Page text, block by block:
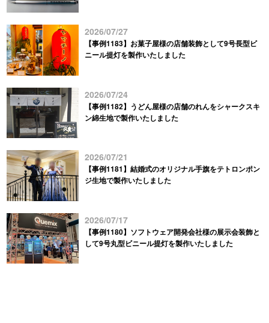
2026/07/27
【事例1183】お菓子屋様の店舗装飾として9号長型ビ
ニール提灯を製作いたしました
2026/07/24
【事例1182】うどん屋様の店舗のれんをシャークスキ
ン綿生地で製作いたしました
2026/07/21
【事例1181】結婚式のオリジナル手旗をテトロンポン
ジ生地で製作いたしました
2026/07/17
【事例1180】ソフトウェア開発会社様の展示会装飾と
して9号丸型ビニール提灯を製作いたしました